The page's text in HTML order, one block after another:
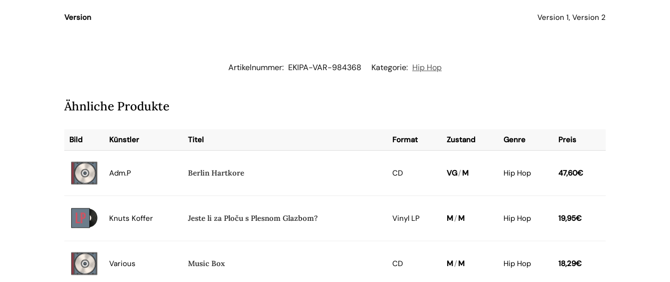
Version Version 1, Version 2
Artikelnummer: EKIPA-VAR-984368 Kategorie: Hip Hop
Ähnliche Produkte
Bild Künstler Titel Format Zustand Genre Preis
Adm.P Berlin Hartkore CD VG/ M Hip Hop 47,60€
Knuts Koffer Jeste li za Ploču s Plesnom Glazbom? Vinyl LP M/ M Hip Hop 19,95€
Various Music Box CD M/ M Hip Hop 18,29€